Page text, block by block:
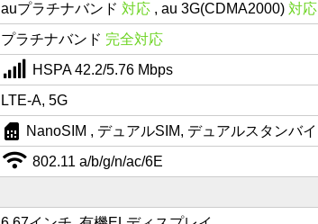
auプラチナバンド 対応 , au 3G(CDMA2000) 対応
プラチナバンド 完全対応
HSPA 42.2/5.76 Mbps
LTE-A, 5G
sim_card NanoSIM , デュアルSIM, デュアルスタンバイ
802.11 a/b/g/n/ac/6E